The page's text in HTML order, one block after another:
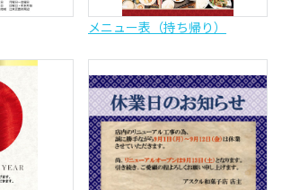
メニュー表（持ち帰り）